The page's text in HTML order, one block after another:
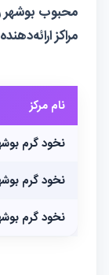
محبوب بوشهر
مراکز
نام مرکز
نخود گرم
نخود گرم
نخود گرم